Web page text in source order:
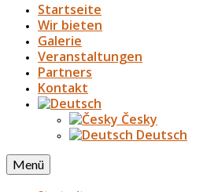
Startseite
Wir bieten
Galerie
Veranstaltungen
Partners
Kontakt
Česky
Deutsch
Menü